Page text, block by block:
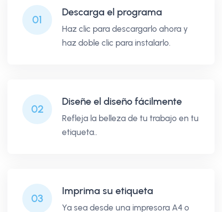
01
Descarga el programa
Haz clic para descargarlo ahora y
haz doble clic para instalarlo.
02
Diseñe el diseño fácilmente
Refleja la belleza de tu trabajo en tu
etiqueta..
03
Imprima su etiqueta
Ya sea desde una impresora A4 o